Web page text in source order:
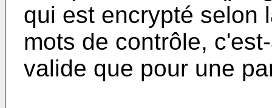
qui est encrypté selon
mots de contrôle,
valide que pour une